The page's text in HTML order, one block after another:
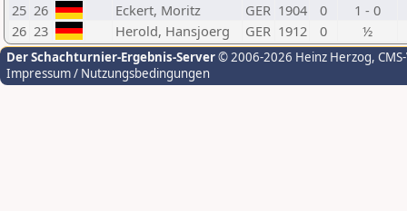
25 26 Eckert, Moritz GER 1904 0
1 - 0
26 23 Herold, Hansjoerg GER 1912 0 ½
Der Schachturnier-Ergebnis-Server© 2006-2026 Heinz Herzog,
Impressum / Nutzungsbedingungen